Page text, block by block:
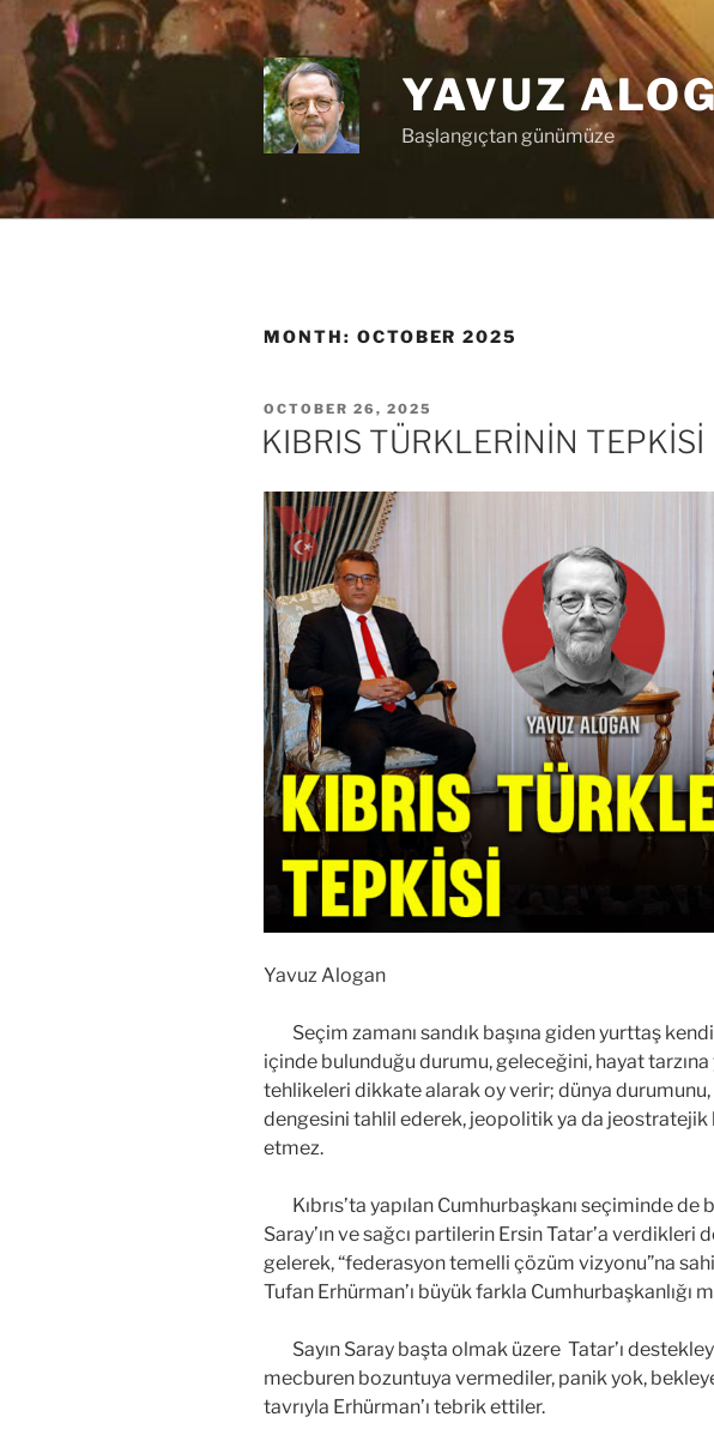
content
YAVUZ
Başlangıçtan günümüze
MONTH: OCTOBER 2025
POSTED
ON
OCTOBER 26, 2025
KIBRIS TÜRKLERİNİN TEPKİSİ
Yavuz Alogan
Seçim zamanı sandık başına giden yurttaş
içinde bulunduğu durumu, geleceğini, hayat
tehlikeleri dikkate alarak oy verir; dünya
dengesini tahlil ederek, jeopolitik ya da jeostratejik
etmez.
Kıbrıs’ta yapılan Cumhurbaşkanı seçiminde de
Saray’ın ve sağcı partilerin Ersin Tatar’a verdikleri
gelerek, “federasyon temelli çözüm vizyonu”na
Tufan Erhürman’ı büyük farkla Cumhurbaşkanlığı
Sayın Saray başta olmak üzere Tatar’ı
mecburen bozuntuya vermediler, panik yok,
tavrıyla Erhürman’ı tebrik ettiler.